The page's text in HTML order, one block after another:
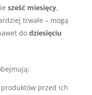
sześć miesięcy,
trwałe – mogą
do dziesięciu
produktów przed ich